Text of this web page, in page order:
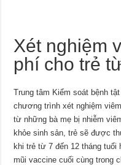
Xét nghiệm
phí cho trẻ
Trung tâm Kiểm soát bệnh
chương trình xét nghiệm
từ những bà mẹ bị nhiễm
khỏe sinh sản, trẻ sẽ được
khi trẻ từ 7 đến 12 tháng tuổi
mũi vaccine cuối cùng trong